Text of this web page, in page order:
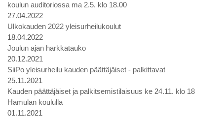
koulun auditoriossa ma 2.5. klo 18.00
27.04.2022
Ulkokauden 2022 yleisurheilukoulut
18.04.2022
Joulun ajan harkkatauko
20.12.2021
SiiPo yleisurheilu kauden päättäjäiset - palkittavat
25.11.2021
Kauden päättäjäiset ja palkitsemistilaisuus ke 24.11. klo 18
Hamulan koululla
01.11.2021